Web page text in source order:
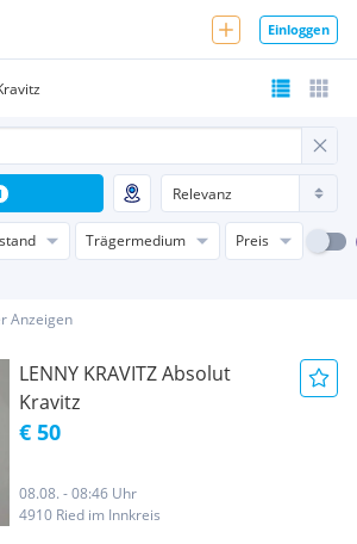
Einloggen
Trägermedium
Preis
Anzeigen
LENNY KRAVITZ Absolut
Kravitz
€ 50
08.08. - 08:46 Uhr
4910 Ried im Innkreis